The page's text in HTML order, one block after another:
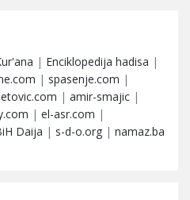
| Enciklopedija hadisa |
| spasenje.com |
| amir-smajic |
| el-asr.com |
Daija | s-d-o.org | namaz.ba